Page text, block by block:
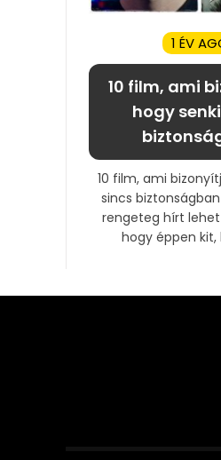
1 ÉV
10 film, ami
hogy
10 film, ami
sincs
rengeteg hírt lehet
hogy éppen kit,